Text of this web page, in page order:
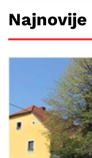
Najnovije